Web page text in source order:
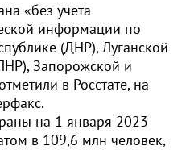
«без учета
информации по
(ДНР), Луганской
Запорожской и
в Росстате, на
на 1 января 2023
в 109,6 млн человек,